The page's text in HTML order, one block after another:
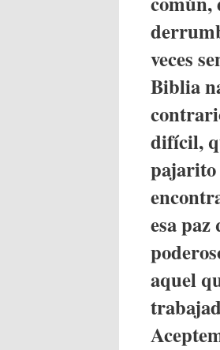
veces
Biblia
difícil,
pajarito
esa paz
aquel